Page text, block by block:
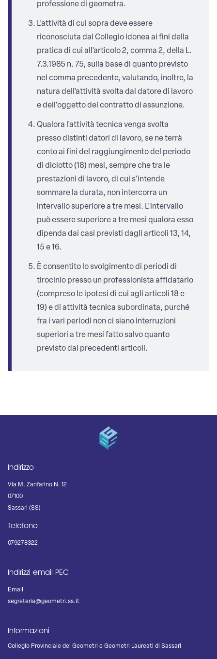
professione di geometra.
L'attività di cui sopra deve essere
riconosciuta dal Collegio idonea ai fini della
pratica di cui all'articolo 2, comma 2, della L.
7.3.1985 n. 75, sulla base di quanto previsto
nel comma precedente, valutando, inoltre, la
natura dell'attività svolta dal datore di lavoro
e dell'oggetto del contratto di assunzione.
Qualora l'attività tecnica venga svolta
presso distinti datori di lavoro, se ne terrà
conto ai fini del raggiungimento del periodo
di diciotto (18) mesi, sempre che tra le
prestazioni di lavoro, di cui s'intende
sommare la durata, non intercorra un
intervallo superiore a tre mesi. L'intervallo
può essere superiore a tre mesi qualora esso
dipenda dai casi previsti dagli articoli 13, 14,
15 e 16.
È consentito lo svolgimento di periodi di
tirocinio presso un professionista affidatario
(compreso le ipotesi di cui agli articoli 18 e
19) e di attività tecnica subordinata, purché
fra i vari periodi non ci siano interruzioni
superiori a tre mesi fatto salvo quanto
previsto dai precedenti articoli.
Indirizzo
Via M. Zanfarino N. 12
07100
Sassari (SS)
Telefono
079278322
Indirizzi email PEC
Email
segreteria@geometri.ss.it
Informazioni
Collegio Provinciale dei Geometri e Geometri Laureati di Sassari